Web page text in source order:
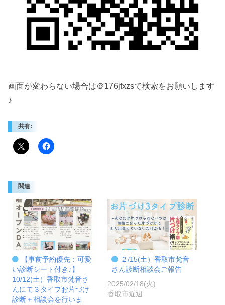
画面が変わらない場合は＠176jfxzsで検索をお願いします
♪
共有:
関連
【事前予約優先：可愛
い診断シート付き♪】
10/12(土）香取市梵音さ
んにて３タイプお片づけ
診断＋相談会を行いま
２/15(土）香取市梵音
さん診断相談会ご報告
2025/02/18(火)
香取市近辺